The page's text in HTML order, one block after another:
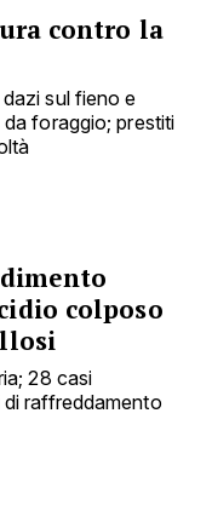
contro la
sul fieno e
foraggio; prestiti
colposo
28 casi
raffreddamento